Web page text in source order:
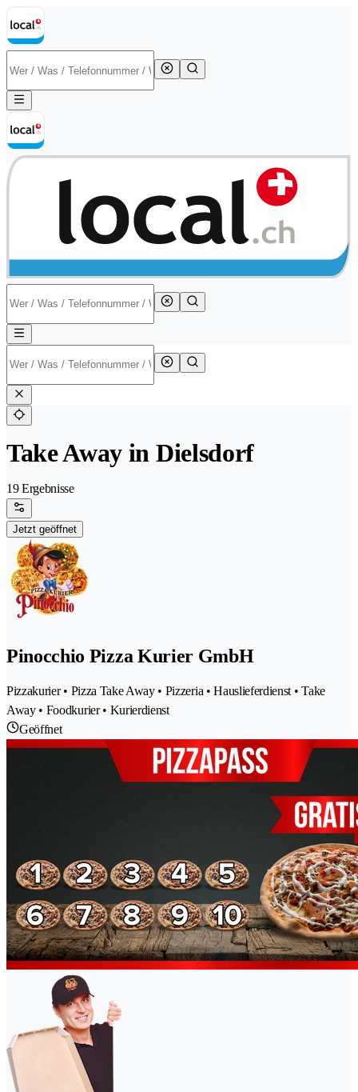
Take Away in Dielsdorf
19 Ergebnisse
Jetzt geöffnet
Pinocchio Pizza Kurier GmbH
Pizzakurier • Pizza Take Away • Pizzeria • Hauslieferdienst • Take
Away • Foodkurier • Kurierdienst
Geöffnet